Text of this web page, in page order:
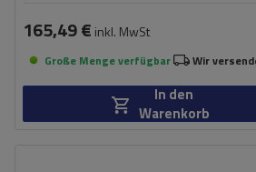
165,49 € inkl. MwSt
Große Menge verfügbar Wir
In den
Warenkorb